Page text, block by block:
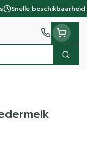
Snelle beschikbaarheid
Zoek